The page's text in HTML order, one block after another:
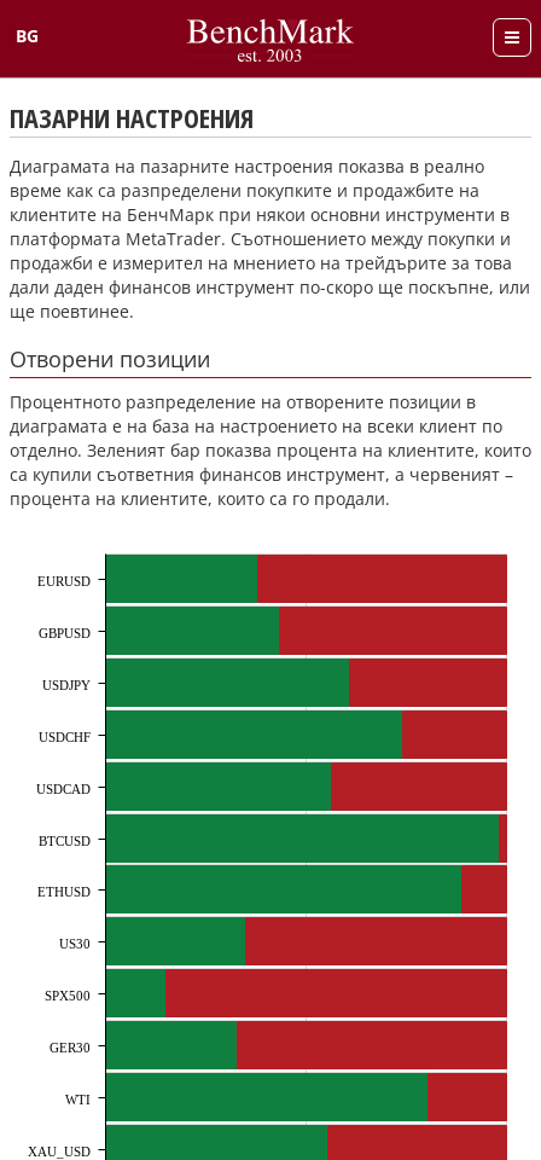
BG
English
ПАЗАРНИ НАСТРОЕНИЯ
Диаграмата на пазарните настроения показва в реално
време как са разпределени покупките и продажбите на
клиентите на БенчМарк при някои основни инструменти в
платформата MetaTrader. Съотношението между покупки и
продажби е измерител на мнението на трейдърите за това
дали даден финансов инструмент по-скоро ще поскъпне, или
ще поевтинее.
Отворени позиции
Процентното разпределение на отворените позиции в
диаграмата е на база на настроението на всеки клиент по
отделно. Зеленият бар показва процента на клиентите, които
са купили съответния финансов инструмент, а червеният –
процента на клиентите, които са го продали.
EURUSD
GBPUSD
USDJPY
USDCHF
USDCAD
BTCUSD
ETHUSD
US30
SPX500
GER30
WTI
XAU_USD